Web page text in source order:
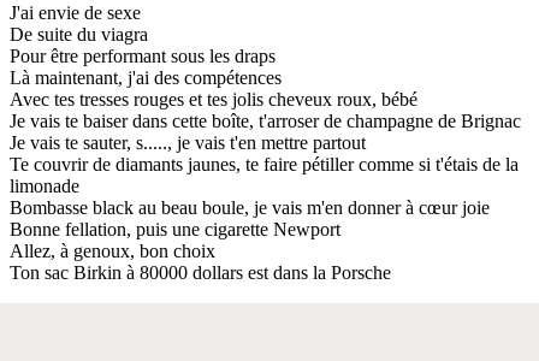
J'ai envie de sexe
De suite du viagra
Pour être performant sous les draps
Là maintenant, j'ai des compétences
Avec tes tresses rouges et tes jolis cheveux roux, bébé
Je vais te baiser dans cette boîte, t'arroser de champagne de Brignac
Je vais te sauter, s....., je vais t'en mettre partout
Te couvrir de diamants jaunes, te faire pétiller comme si t'étais de la
limonade
Bombasse black au beau boule, je vais m'en donner à cœur joie
Bonne fellation, puis une cigarette Newport
Allez, à genoux, bon choix
Ton sac Birkin à 80000 dollars est dans la Porsche